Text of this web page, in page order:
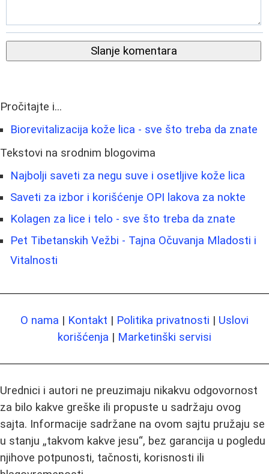
Slanje komentara
Pročitajte i...
Biorevitalizacija kože lica - sve što treba da znate
Tekstovi na srodnim blogovima
Najbolji saveti za negu suve i osetljive kože lica
Saveti za izbor i korišćenje OPI lakova za nokte
Kolagen za lice i telo - sve što treba da znate
Pet Tibetanskih Vežbi - Tajna Očuvanja Mladosti i
Vitalnosti
O nama | Kontakt | Politika privatnosti | Uslovi
korišćenja | Marketinški servisi
Urednici i autori ne preuzimaju nikakvu odgovornost
za bilo kakve greške ili propuste u sadržaju ovog
sajta. Informacije sadržane na ovom sajtu pružaju se
u stanju „takvom kakve jesu“, bez garancija u pogledu
njihove potpunosti, tačnosti, korisnosti ili